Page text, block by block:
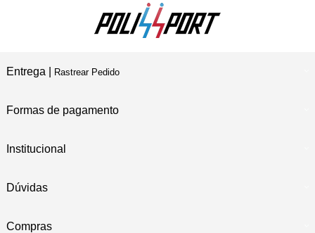
Entrega | Rastrear Pedido
Formas de pagamento
Institucional
Dúvidas
Compras